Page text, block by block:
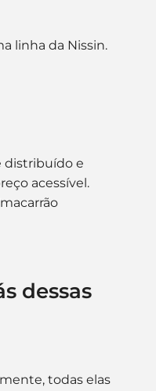
linha da Nissin.
distribuído e
acessível.
dessas
todas elas